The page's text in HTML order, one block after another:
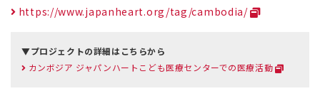
https://www.japanheart.org/tag/cambodia/
▼プロジェクトの詳細はこちらから
カンボジア ジャパンハートこども医療センターでの医療活動